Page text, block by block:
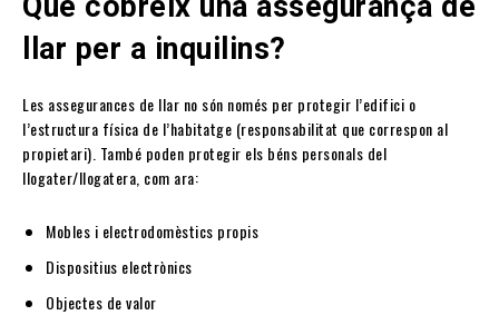
Què cobreix una assegurança de
llar per a inquilins?
Les assegurances de llar no són només per protegir l’edifici o
l’estructura física de l’habitatge (responsabilitat que correspon al
propietari). També poden protegir els béns personals del
llogater/llogatera, com ara:
Mobles i electrodomèstics propis
Dispositius electrònics
Objectes de valor